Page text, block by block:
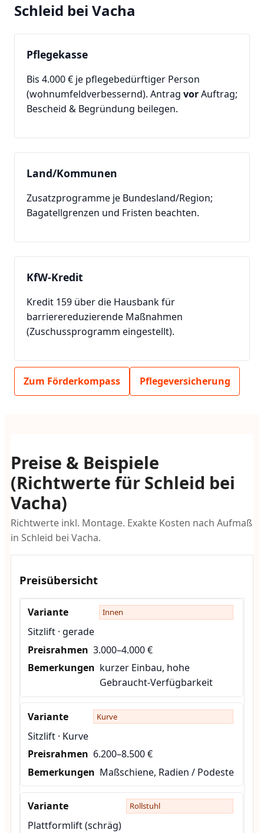
Schleid bei Vacha
Pflegekasse
Bis 4.000 € je pflegebedürftiger Person
(wohnumfeldverbessernd). Antrag vorAuftrag;
Bescheid & Begründung beilegen.
Land/Kommunen
Zusatzprogramme je Bundesland/Region;
Bagatellgrenzen und Fristen beachten.
KfW-Kredit
Kredit 159 über die Hausbank für
barrierereduzierende Maßnahmen
(Zuschussprogramm eingestellt).
Zum Förderkompass Pflegeversicherung
Preise & Beispiele
(Richtwerte für Schleid bei
Vacha)
Richtwerte inkl. Montage. Exakte Kosten nach Aufmaß
in Schleid bei Vacha.
Preisübersicht
Innen
Sitzlift · gerade
3.000–4.000 €
kurzer Einbau, hohe
Gebraucht-Verfügbarkeit
Kurve
Sitzlift · Kurve
6.200–8.500 €
Maßschiene, Radien / Podeste
Rollstuhl
Plattformlift (schräg)